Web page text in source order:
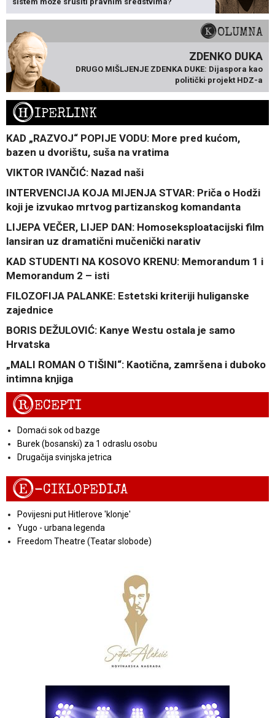
KOLUMNA
ZDENKO DUKA
DRUGO MIŠLJENJE ZDENKA DUKE: Dijaspora kao
politički projekt HDZ-a
HIPERLINK
KAD „RAZVOJ“ POPIJE VODU: More pred kućom,
bazen u dvorištu, suša na vratima
VIKTOR IVANČIĆ: Nazad naši
INTERVENCIJA KOJA MIJENJA STVAR: Priča o Hodži
koji je izvukao mrtvog partizanskog komandanta
LIJEPA VEČER, LIJEP DAN: Homoseksploatacijski film
lansiran uz dramatični mučenički narativ
KAD STUDENTI NA KOSOVO KRENU: Memorandum 1 i
Memorandum 2 – isti
FILOZOFIJA PALANKE: Estetski kriteriji huliganske
zajednice
BORIS DEŽULOVIĆ: Kanye Westu ostala je samo
Hrvatska
„MALI ROMAN O TIŠINI“: Kaotična, zamršena i duboko
intimna knjiga
RECEPTI
Domaći sok od bazge
Burek (bosanski) za 1 odraslu osobu
Drugačija svinjska jetrica
E-CIKLOPEDIJA
Povijesni put Hitlerove 'klonje'
Yugo - urbana legenda
Freedom Theatre (Teatar slobode)